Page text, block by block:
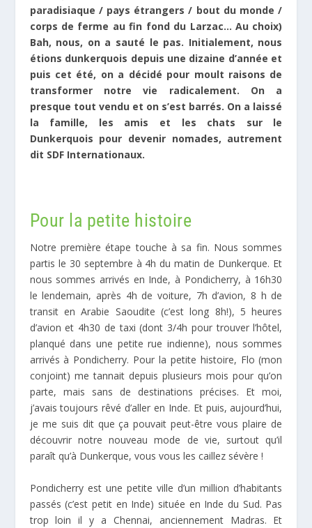
paradisiaque / pays étrangers / bout du monde /
corps de ferme au fin fond du Larzac… Au choix)
Bah, nous, on a sauté le pas. Initialement, nous
étions dunkerquois depuis une dizaine d’année et
puis cet été, on a décidé pour moult raisons de
transformer notre vie radicalement. On a
presque tout vendu et on s’est barrés. On a laissé
la famille, les amis et les chats sur le
Dunkerquois pour devenir nomades, autrement
dit SDF Internationaux.
Pour la petite histoire
Notre première étape touche à sa fin. Nous sommes
partis le 30 septembre à 4h du matin de Dunkerque. Et
nous sommes arrivés en Inde, à Pondicherry, à 16h30
le lendemain, après 4h de voiture, 7h d’avion, 8 h de
transit en Arabie Saoudite (c’est long 8h!), 5 heures
d’avion et 4h30 de taxi (dont 3/4h pour trouver l’hôtel,
planqué dans une petite rue indienne), nous sommes
arrivés à Pondicherry. Pour la petite histoire, Flo (mon
conjoint) me tannait depuis plusieurs mois pour qu’on
parte, mais sans de destinations précises. Et moi,
j’avais toujours rêvé d’aller en Inde. Et puis, aujourd’hui,
je me suis dit que ça pouvait peut-être vous plaire de
découvrir notre nouveau mode de vie, surtout qu’il
paraît qu’à Dunkerque, vous vous les caillez sévère !
Pondicherry est une petite ville d’un million d’habitants
passés (c’est petit en Inde) située en Inde du Sud. Pas
trop loin il y a Chennai, anciennement Madras. Et